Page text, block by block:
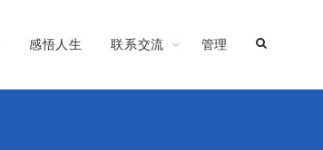
感悟人生 联系交流 管理